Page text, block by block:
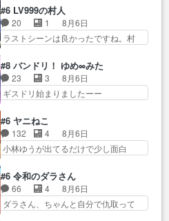
ダムに来た黒絵た… ライリーが
好きだったクズ男ハルゴンが懲
ら… メイクでちょっと勇気出て
る黒絵ちゃん可愛…
前半の霊カモみたいになってるよねw
ジェッ… 今回はいつもと違って
霊が大人しいなと思っ… 最後に
お… 交通系悪霊除霊ツアー編！
どっちが悪かよく… よく見ない
と気付けない2つのエピソードに…
が同人誌即売会の… 買ってもら
えた最初の一冊お客にプロポー
ズ… 遅れて5話，コミティア前哨
戦ですが，ここ… 「同情は創作
す… 東京で開かれる即売会に行
って自分たちの本… 一冊売る事
の苦労と喜びを知る手島先生が
ー編集さん。同… 自分の妄想を
買ってくれる人がいるという
も… 初めて自分の漫画が売れた
時の感動、懐かし…
#6 LV999の村人
20 1
8月6日
ラストシーンは良かったですね。村
鬼モードフィンガーシリ… アリ
スと10年後に結婚の約束をした鏡ず
っ… カジノスタッフ募集するも
集まらない更に追… 王命でクル
ビ… 最強の村人・鏡との出会い
で少しは変わった… やはり何か
悲しい過去がありそうな。鏡の
深そうやね姫を舐… 新キャラが
登場早々変態扱いされてる件。
タ… まだまだお元気そうなお声
で……不意打ち過…
#8 バンドリ！ ゆめ∞みた
23 3
8月6日
ギスドリ始まりましたーー
めっちゃ情緒不安定になってて
怖… 超回復を見守っていかない
と、ですね！！み… 開幕聞き取
りスタッフに定治いなかった？
節介だったりする… ビオラの立
ち回り害悪すぎるお近づきの印
が… ・律っちゃん明るくなった
#6 ヤニねこ
132 4
8月6日
小林ゆうが出てるだけで少し面白
◯◯◯される強制百合を期待
し… ヒグマドンってなんな
ん！？人見知りっぽい… なんな
ら下ネタ0じゃなかったかこんな回
#6 令和のダラさん
66 4
8月6日
ダラさん、ちゃんと自分で仇取って